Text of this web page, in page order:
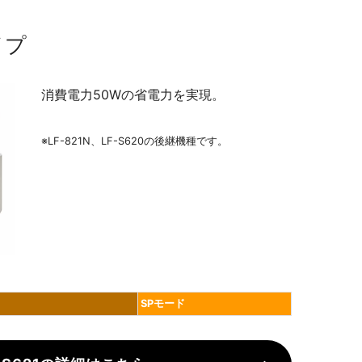
プ
消費電力50Wの省電力を実現。
※LF-821N、LF-S620の後継機種です。
SPモード